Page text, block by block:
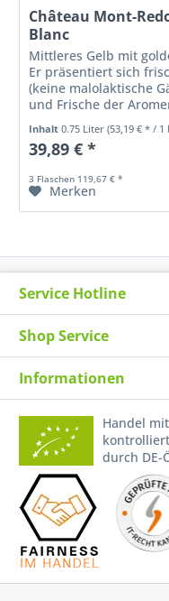
Château Mont-
Blanc
Mittleres Gelb mit
Er präsentiert sich
(keine malolaktische
und Frische der
ausschließlich im...
Inhalt0.75 Liter(53,19 € * / 1
39,89 € *
3 Flaschen 119,67 € *
Merken
Service Hotline
Shop Service
Informationen
Handel
durch DE-